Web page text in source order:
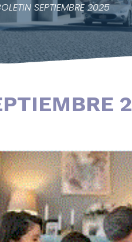
SEPTIEMBRE 2025